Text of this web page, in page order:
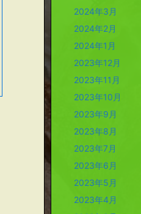
2024年3月
2024年2月
2024年1月
2023年12月
2023年11月
2023年10月
2023年9月
2023年8月
2023年7月
2023年6月
2023年5月
2023年4月